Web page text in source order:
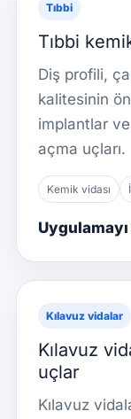
Tıbbi
Tıbbi
Diş profili,
kalitesinin
implantlar
açma uçları.
Kemik vidası
Kılavuz vidalar
Kılavuz
uçlar
Kılavuz